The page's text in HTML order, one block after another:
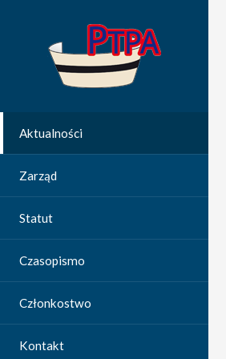
Aktualności
Zarząd
Statut
Czasopismo
Członkostwo
Kontakt